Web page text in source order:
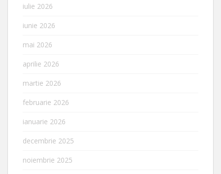
iulie 2026
iunie 2026
mai 2026
aprilie 2026
martie 2026
februarie 2026
ianuarie 2026
decembrie 2025
noiembrie 2025